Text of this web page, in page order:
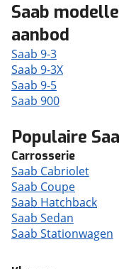
Saab
aanbod
Saab 9-3
Saab 9-3X
Saab 9-5
Saab 900
Populaire
Carrosserie
Saab Cabriolet
Saab Coupe
Saab Hatchback
Saab Sedan
Saab Stationwagen